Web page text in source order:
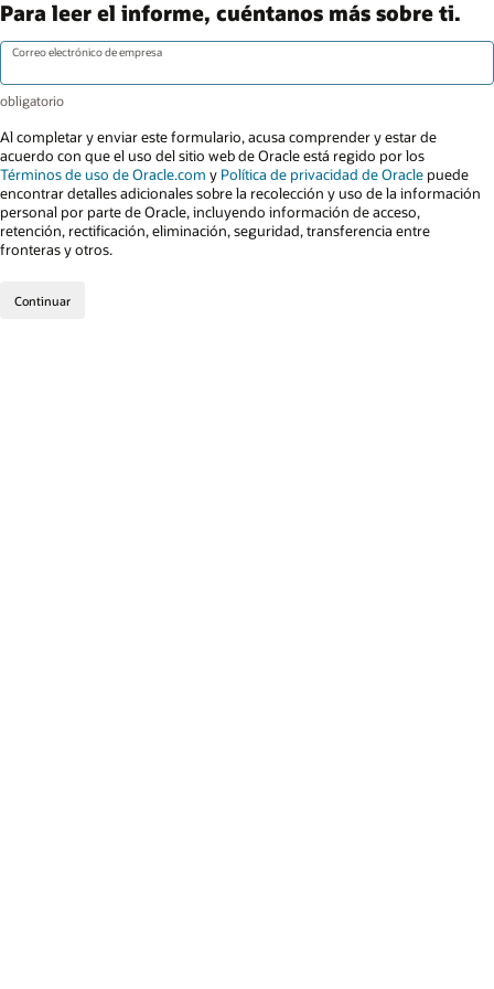
Para leer el informe, cuéntanos más sobre ti.
Correo electrónico de empresa
Al completar y enviar este formulario, acusa comprender y estar de
acuerdo con que el uso del sitio web de Oracle está regido por los
Términos de uso de Oracle.com y Política de privacidad de Oracle puede
encontrar detalles adicionales sobre la recolección y uso de la información
personal por parte de Oracle, incluyendo información de acceso,
retención, rectificación, eliminación, seguridad, transferencia entre
fronteras y otros.
Continuar